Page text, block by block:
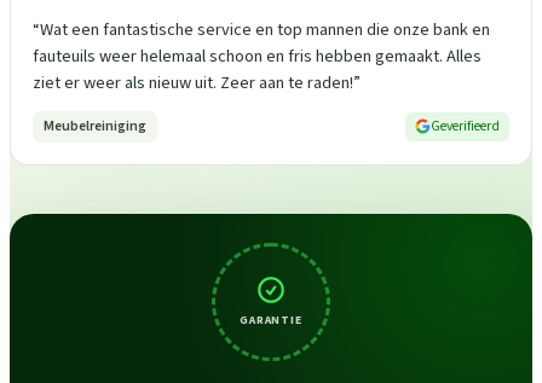
“Wat een fantastische service en top mannen die onze bank en
fauteuils weer helemaal schoon en fris hebben gemaakt. Alles
ziet er weer als nieuw uit. Zeer aan te raden!”
Meubelreiniging Geverifieerd
GARANTIE